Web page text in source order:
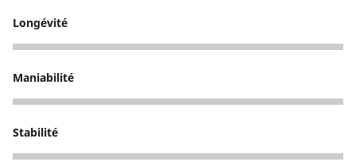
Longévité
3
Maniabilité
4
Stabilité